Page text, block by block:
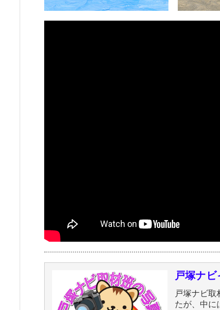
戸塚ナ
戸塚ナビ
たが、中に